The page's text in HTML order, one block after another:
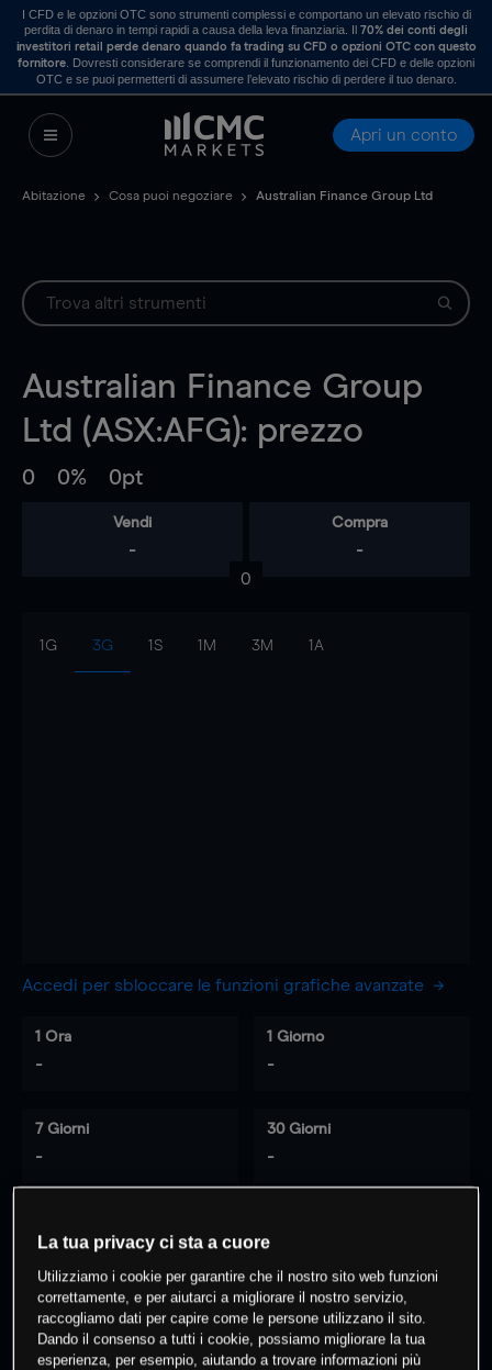
I CFD e le opzioni OTC sono strumenti complessi e comportano un elevato rischio di
perdita di denaro in tempi rapidi a causa della leva finanziaria. Il70% dei conti degli
investitori retail perde denaro quando fa trading su CFD o opzioni OTC con questo
fornitore . Dovresti considerare se comprendi il funzionamento dei CFD e delle opzioni
OTC e se puoi permetterti di assumere l’elevato rischio di perdere il tuo denaro.
Apri un conto
Abitazione Cosa puoi negoziare Australian Finance Group Ltd
Australian Finance Group
Ltd (ASX:AFG): prezzo
0 0% 0pt
Vendi
-
Compra
-
0
1G 3G 1S 1M 3M 1A
Accedi per sbloccare le funzioni grafiche avanzate
1 Ora
-
1 Giorno
-
7 Giorni
-
30 Giorni
-
0 % dei clienti hanno posizioni
questo prodotto
Fai trading
La tua privacy ci sta a cuore
Utilizziamo i cookie per garantire che il nostro sito web funzioni
correttamente, e per aiutarci a migliorare il nostro servizio,
raccogliamo dati per capire come le persone utilizzano il sito.
Dando il consenso a tutti i cookie, possiamo migliorare la tua
esperienza, per esempio, aiutando a trovare informazioni più